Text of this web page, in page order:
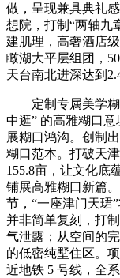
做，呈现兼具典礼
想院，打制“两轴九
建肌理，高奢酒店
瞰湖大平层组团，
天台南北进深达到
定制专属美学糊
中逛” 的高雅糊口
展糊口鸿沟。创制
糊口范本。打破天
155.8亩，让文化底
铺展高雅糊口新篇
节，“一座津门天珺
并非简单复刻，打
气泄露；从空间的
的低密纯墅住区。
近地铁 5 号线，全